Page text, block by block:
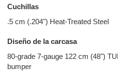
Cuchillas
.5 cm (.204") Heat-Treated Steel
Diseño de la carcasa
80-grade 7-gauge 122 cm (48")
bumper